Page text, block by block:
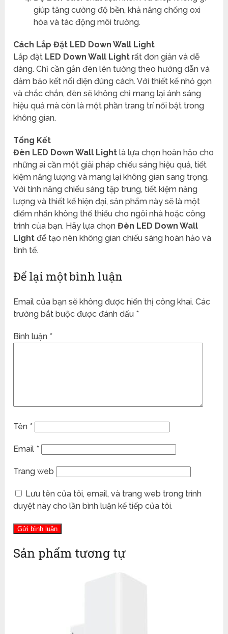
giúp tăng cường độ bền, khả năng chống oxi
hóa và tác động môi trường.
Cách Lắp Đặt LED Down Wall Light
Lắp đặt LED Down Wall Light rất đơn giản và dễ
dàng. Chỉ cần gắn đèn lên tường theo hướng dẫn và
đảm bảo kết nối điện đúng cách. Với thiết kế nhỏ gọn
và chắc chắn, đèn sẽ không chỉ mang lại ánh sáng
hiệu quả mà còn là một phần trang trí nổi bật trong
không gian.
Tổng Kết
Đèn LED Down Wall Light là lựa chọn hoàn hảo cho
những ai cần một giải pháp chiếu sáng hiệu quả, tiết
kiệm năng lượng và mang lại không gian sang trọng.
Với tính năng chiếu sáng tập trung, tiết kiệm năng
lượng và thiết kế hiện đại, sản phẩm này sẽ là một
điểm nhấn không thể thiếu cho ngôi nhà hoặc công
trình của bạn. Hãy lựa chọnĐèn LED Down Wall
Light để tạo nên không gian chiếu sáng hoàn hảo và
tinh tế.
Để lại một bình luận
Email của bạn sẽ không được hiển thị công khai. Các
trường bắt buộc được đánh dấu *
Bình luận *
Tên *
Email *
Trang web
Lưu tên của tôi, email, và trang web trong trình
duyệt này cho lần bình luận kế tiếp của tôi.
Sản phẩm tương tự